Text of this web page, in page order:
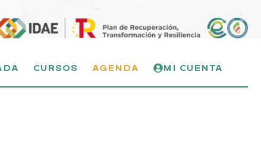
CURSOS AGENDA MI CUENTA